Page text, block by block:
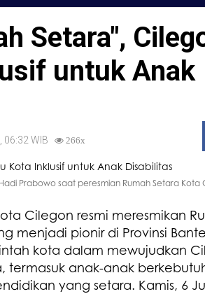
Setara",
untuk Anak
06:32 WIB 266x
Prabowo saat peresmian Rumah Setara Kota
Cilegon resmi meresmikan
menjadi pionir di Provinsi
kota dalam mewujudkan
termasuk anak-anak
yang setara. Kamis, 6